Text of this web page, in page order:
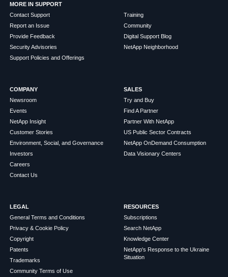
MORE IN SUPPORT
Contact Support
Report an Issue
Provide Feedback
Security Advisories
Support Policies and Offerings
Training
Community
Digital Support Blog
NetApp Neighborhood
COMPANY
Newsroom
Events
NetApp Insight
Customer Stories
Environment, Social, and Governance
Investors
Careers
Contact Us
SALES
Try and Buy
Find A Partner
Partner With NetApp
US Public Sector Contracts
NetApp OnDemand Consumption
Data Visionary Centers
LEGAL
General Terms and Conditions
Privacy & Cookie Policy
Copyright
Patents
Trademarks
Community Terms of Use
RESOURCES
Subscriptions
Search NetApp
Knowledge Center
NetApp's Response to the Ukraine
Situation